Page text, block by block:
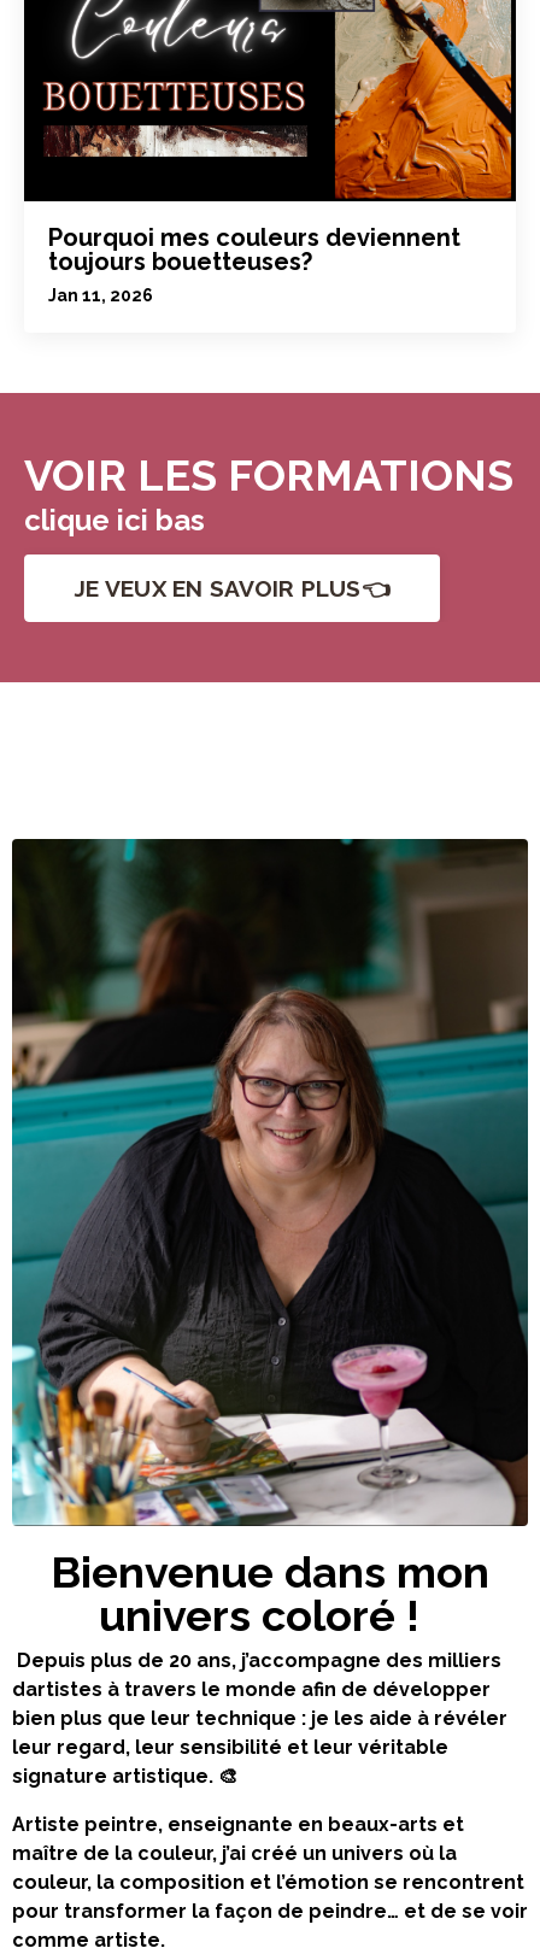
Pourquoi mes couleurs deviennent
toujours bouetteuses?
Jan 11, 2026
VOIR LES FORMATIONS
clique ici bas
JE VEUX EN SAVOIR PLUS👈
Bienvenue dans mon
univers coloré !
Depuis plus de 20 ans, j’accompagne des milliers
dartistes à travers le monde afin de développer
bien plus que leur technique : je les aide à révéler
leur regard, leur sensibilité et leur véritable
signature artistique. 🎨
Artiste peintre, enseignante en beaux-arts et
maître de la couleur, j’ai créé un univers où la
couleur, la composition et l’émotion se rencontrent
pour transformer la façon de peindre… et de se voir
comme artiste.